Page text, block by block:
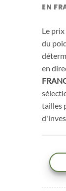
EN
Le
du
en
tailles